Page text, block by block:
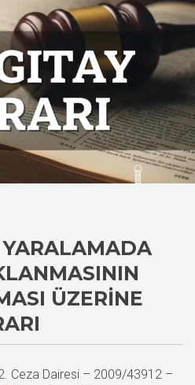
ÜZERINE
Ceza Dairesi – 2009/43912 –